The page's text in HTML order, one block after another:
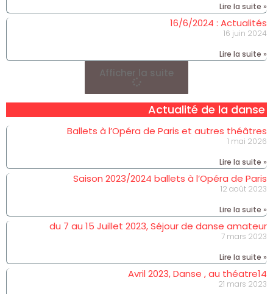
Lire la suite »
16/6/2024 : Actualités
16 juin 2024
Lire la suite »
Afficher la suite
Actualité de la danse
Ballets à l’Opéra de Paris et autres théâtres
1 mai 2026
Lire la suite »
Saison 2023/2024 ballets à l’Opéra de Paris
12 août 2023
Lire la suite »
du 7 au 15 Juillet 2023, Séjour de danse amateur
7 mars 2023
Lire la suite »
Avril 2023, Danse , au théatre14
21 mars 2023